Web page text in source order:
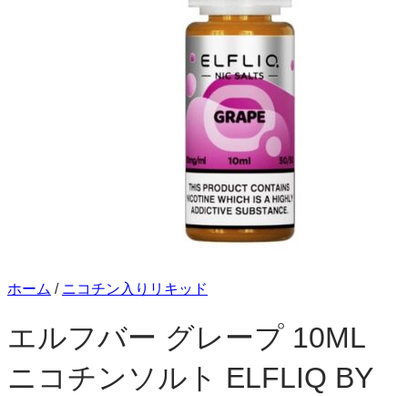
ホーム / ニコチン入りリキッド
エルフバー グレープ 10ML
ニコチンソルト ELFLIQ BY